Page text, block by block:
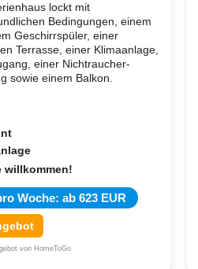
lockt mit
Bedingungen, einem
Geschirrspüler, einer
Terrasse, einer Klimaanlage,
einer Nichtraucher-
sowie einem Balkon.
willkommen!
Woche: ab 623 EUR
von HomeToGo